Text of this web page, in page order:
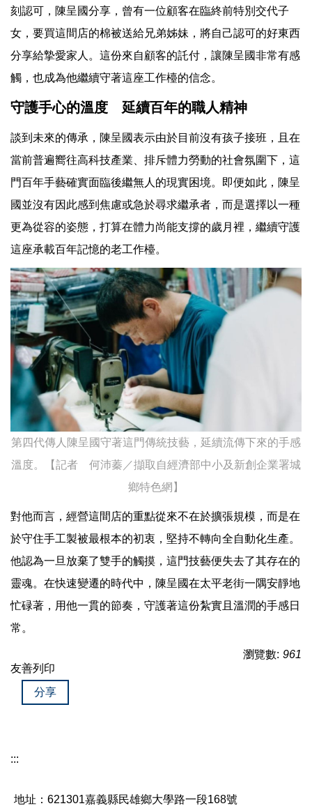
刻認可，陳呈國分享，曾有一位顧客在臨終前特別交代子
女，要買這間店的棉被送給兄弟姊妹，將自己認可的好東西
分享給摯愛家人。這份來自顧客的託付，讓陳呈國非常有感
觸，也成為他繼續守著這座工作檯的信念。
守護手心的溫度 延續百年的職人精神
談到未來的傳承，陳呈國表示由於目前沒有孩子接班，且在
當前普遍嚮往高科技產業、排斥體力勞動的社會氛圍下，這
門百年手藝確實面臨後繼無人的現實困境。即便如此，陳呈
國並沒有因此感到焦慮或急於尋求繼承者，而是選擇以一種
更為從容的姿態，打算在體力尚能支撐的歲月裡，繼續守護
這座承載百年記憶的老工作檯。
第四代傳人陳呈國守著這門傳統技藝，延續流傳下來的手感
溫度。【記者 何沛蓁／擷取自經濟部中小及新創企業署城
鄉特色網】
對他而言，經營這間店的重點從來不在於擴張規模，而是在
於守住手工製被最根本的初衷，堅持不轉向全自動化生產。
他認為一旦放棄了雙手的觸摸，這門技藝便失去了其存在的
靈魂。在快速變遷的時代中，陳呈國在太平老街一隅安靜地
忙碌著，用他一貫的節奏，守護著這份紮實且溫潤的手感日
常。
瀏覽數: 961
友善列印
分享
:::
地址：621301嘉義縣民雄鄉大學路一段168號